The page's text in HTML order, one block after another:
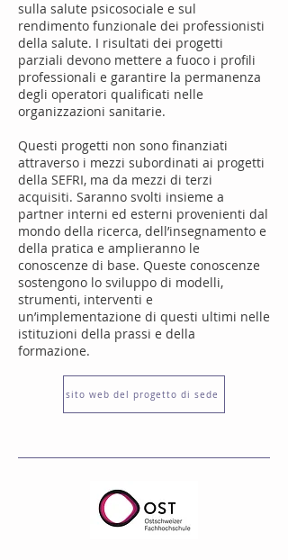
sulla salute psicosociale e sul
rendimento funzionale dei professionisti
della salute. I risultati dei progetti
parziali devono mettere a fuoco i profili
professionali e garantire la permanenza
degli operatori qualificati nelle
organizzazioni sanitarie.
Questi progetti non sono finanziati
attraverso i mezzi subordinati ai progetti
della SEFRI, ma da mezzi di terzi
acquisiti. Saranno svolti insieme a
partner interni ed esterni provenienti dal
mondo della ricerca, dell’insegnamento e
della pratica e amplieranno le
conoscenze di base. Queste conoscenze
sostengono lo sviluppo di modelli,
strumenti, interventi e
un’implementazione di questi ultimi nelle
istituzioni della prassi e della
formazione.
sito web del progetto di sede